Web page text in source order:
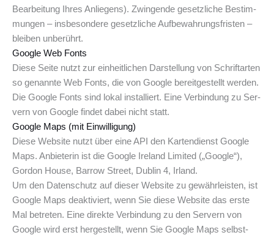
Bear­bei­tung Ihres Anlie­gens). Zwin­gen­de gesetz­li­che Bestim­
mun­gen – ins­be­son­de­re gesetz­li­che Auf­be­wah­rungs­fris­ten –
blei­ben unberührt.
Goog­le Web Fonts
Die­se Sei­te nutzt zur ein­heit­li­chen Dar­stel­lung von Schrift­ar­ten
so genann­te Web Fonts, die von Goog­le bereit­ge­stellt wer­den.
Die Goog­le Fonts sind lokal instal­liert. Eine Ver­bin­dung zu Ser­
vern von Goog­le fin­det dabei nicht statt.
Goog­le Maps (mit Einwilligung)
Die­se Web­site nutzt über eine API den Kar­ten­dienst Goog­le
Maps. Anbie­te­rin ist die Goog­le Ire­land Limi­t­ed („Goog­le“),
Gor­don House, Bar­row Street, Dub­lin 4, Irland.
Um den Daten­schutz auf die­ser Web­site zu gewähr­leis­ten, ist
Goog­le Maps deak­ti­viert, wenn Sie die­se Web­site das ers­te
Mal betre­ten. Eine direk­te Ver­bin­dung zu den Ser­vern von
Goog­le wird erst her­ge­stellt, wenn Sie Goog­le Maps selbst­